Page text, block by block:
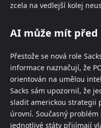
zcela na vedlejší kolej
AI může mít
Přestože se nová role
informace naznačují, že
orientován na umělou
Sacks sám upozornil, že
sladit americkou strategii
úrovní. Současný
jednotlivé státy přijímají